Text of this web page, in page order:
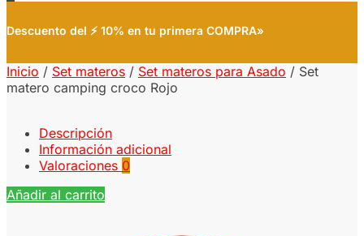
Descuento del ⚡ 10% en tu primera COMPRA»
Inicio / Set materos / Set materos para Asado / Set
matero camping croco Rojo
Descripción
Información adicional
Valoraciones 0
Añadir al carrito